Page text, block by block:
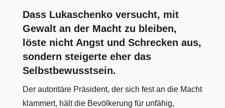
Dass Lukaschenko versucht, mit
Gewalt an der Macht zu bleiben,
löste nicht Angst und Schrecken aus,
sondern steigerte eher das
Selbstbewusstsein.
Der autoritäre Präsident, der sich fest an die Macht
klammert, hält die Bevölkerung für unfähig,